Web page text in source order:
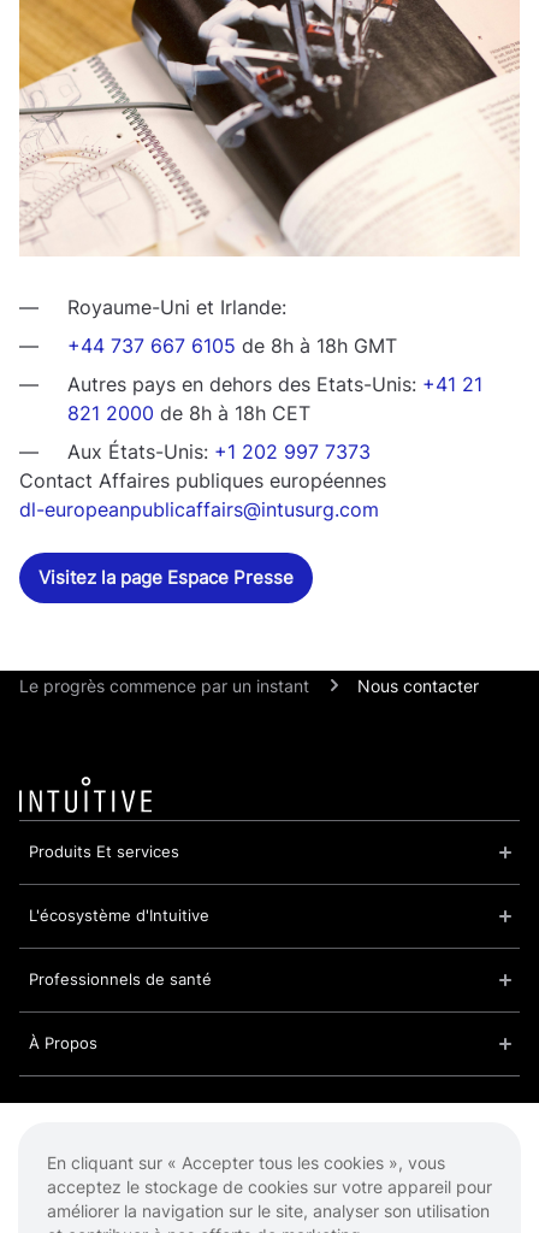
Royaume-Uni et Irlande:
+44 737 667 6105 de 8h à 18h GMT
Autres pays en dehors des Etats-Unis: +41 21
821 2000 de 8h à 18h CET
Aux États-Unis: +1 202 997 7373
Contact Affaires publiques européennes
dl-europeanpublicaffairs@intusurg.com
Visitez la page Espace Presse
Le progrès commence par un instant Nous contacter
Produits Et services
L'écosystème d'Intuitive
Professionnels de santé
À Propos
Conditions d'utilisation
En cliquant sur « Accepter tous les cookies », vous
acceptez le stockage de cookies sur votre appareil pour
améliorer la navigation sur le site, analyser son utilisation